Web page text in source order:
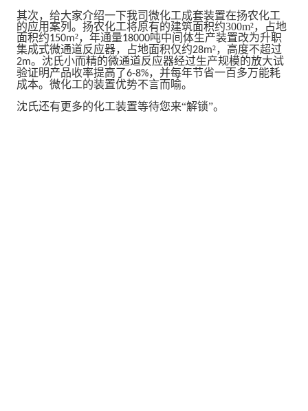
其次，给大家介绍一下我司微化工成套装置在扬农化工
的应用案列。扬农化工将原有的建筑面积约300m²，占地
面积约150m²，年通量18000吨中间体生产装置改为升职
集成式微通道反应器，占地面积仅约28m²，高度不超过
2m。沈氏小而精的微通道反应器经过生产规模的放大试
验证明产品收率提高了6-8%，并每年节省一百多万能耗
成本。微化工的装置优势不言而喻。
沈氏还有更多的化工装置等待您来“解锁”。